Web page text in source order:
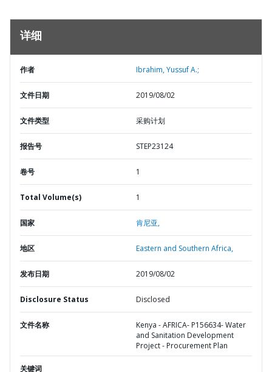
详细
作者 Ibrahim, Yussuf A.;
文件日期 2019/08/02
文件类型 采购计划
报告号 STEP23124
卷号 1
Total Volume(s) 1
国家 肯尼亚,
地区 Eastern and Southern Africa,
发布日期 2019/08/02
Disclosure Status Disclosed
文件名称
Kenya - AFRICA- P156634- Water
and Sanitation Development
Project - Procurement Plan
关键词